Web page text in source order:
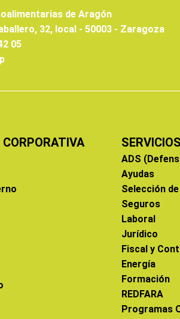
de Aragón
32, local - 50003 - Zaragoza
05
SERVICIOS
ADS
Ayudas
Selección
Seguros
Laboral
Jurídico
Fiscal y
Energía
Formación
REDFARA
Programas